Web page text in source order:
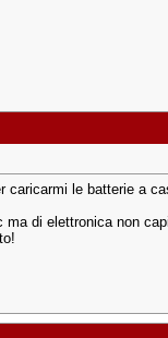
le batterie a
ma di elettronica non